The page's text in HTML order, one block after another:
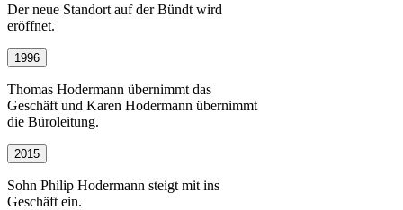
Der neue Standort auf der Bündt wird
eröffnet.
1996
Thomas Hodermann übernimmt das
Geschäft und Karen Hodermann übernimmt
die Büroleitung.
2015
Sohn Philip Hodermann steigt mit ins
Geschäft ein.